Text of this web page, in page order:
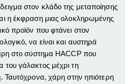
στον κλάδο της μεταποίησης
η έκφραση μιας ολοκληρωμένης
προϊόν που φτάνει στον
να είναι και αυστηρά
στο σύστημα HACCP που
γάλακτος μέχρι τη
Ταυτόχρονα, χάρη στην ηπιότερη